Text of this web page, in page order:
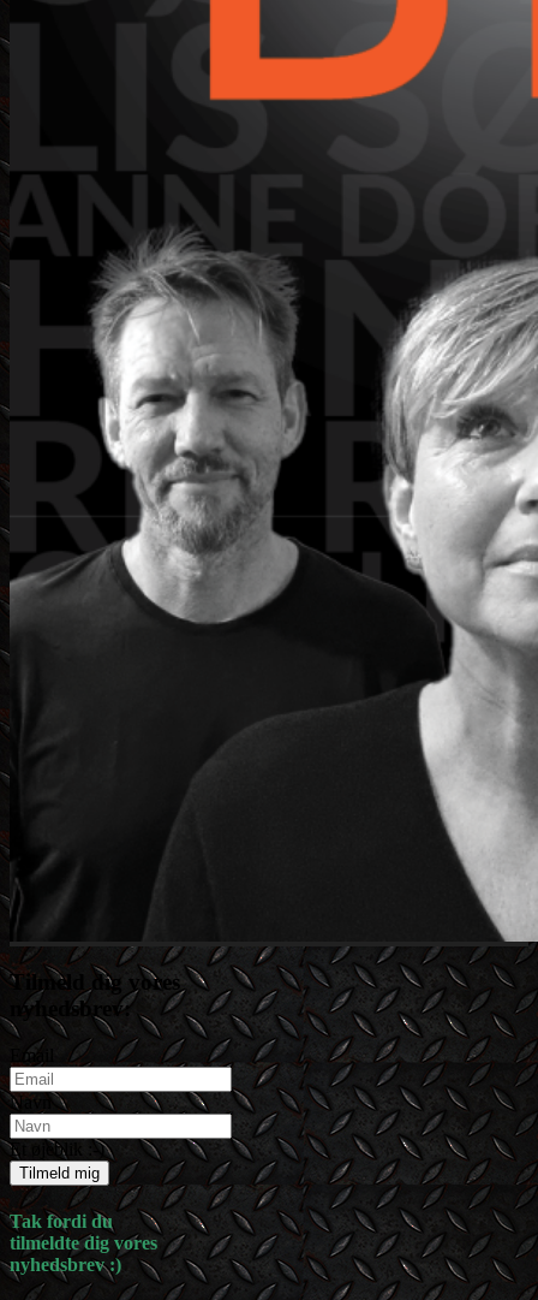
Tilmeld dig vores
nyhedsbrev:
Email
Navn
Et øjeblik :-)
Tilmeld mig
Tak fordi du
tilmeldte dig vores
nyhedsbrev :)